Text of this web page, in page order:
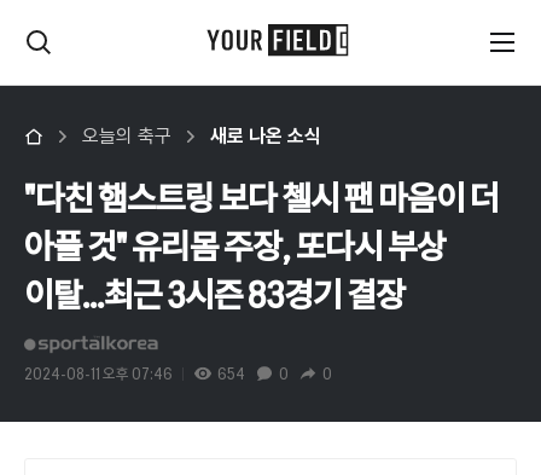
오늘의 축구 새로 나온 소식
"다친 햄스트링 보다 첼시 팬 마음이 더
아플 것" 유리몸 주장, 또다시 부상
이탈...최근 3시즌 83경기 결장
2024-08-11 오후 07:46 654 0 0